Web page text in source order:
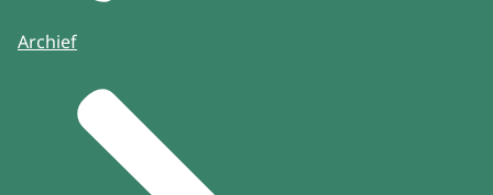
Archief